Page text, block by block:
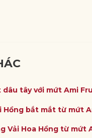
dâu tây với mứt Ami
Hồng bắt mắt từ mứt
Vải Hoa Hồng từ mứt